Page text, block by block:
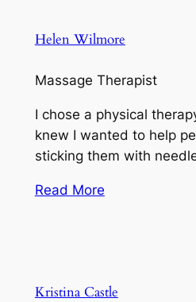
Helen Wilmore
Massage Therapist
I chose a physical
knew I wanted to help
sticking them with
Read More
Kristina Castle